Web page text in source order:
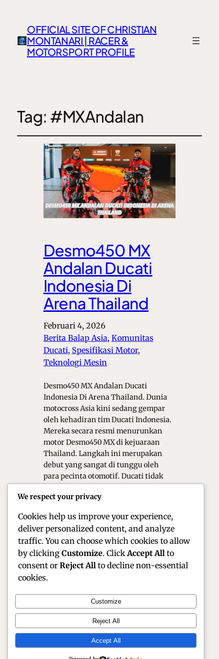
OFFICIAL SITE OF CHRISTIAN
MONTANARI | RACER &
MOTORSPORT PROFILE
Tag: #MXAndalan
Desmo450 MX
Andalan Ducati
Indonesia Di
Arena Thailand
Februari 4, 2026
Berita Balap Asia, Komunitas
Ducati, Spesifikasi Motor ,
Teknologi Mesin
Desmo450 MX Andalan Ducati
Indonesia Di Arena Thailand. Dunia
motocross Asia kini sedang gempar
oleh kehadiran tim Ducati Indonesia.
Mereka secara resmi menurunkan
motor Desmo450 MX di kejuaraan
Thailand. Langkah ini merupakan
debut yang sangat di tunggu oleh
para pecinta otomotif. Ducati tidak
khas Italia ke sirkuit tanah.
Official Site of Christian Montanari | Racer &
Motorsport Profile
We respect your privacy
Cookies help us improve your experience,
deliver personalized content, and analyze
traffic. You can choose which cookies to allow
by clicking Customize. Click Accept All to
consent or Reject All to decline non-essential
cookies.
Customize
Reject All
Accept All